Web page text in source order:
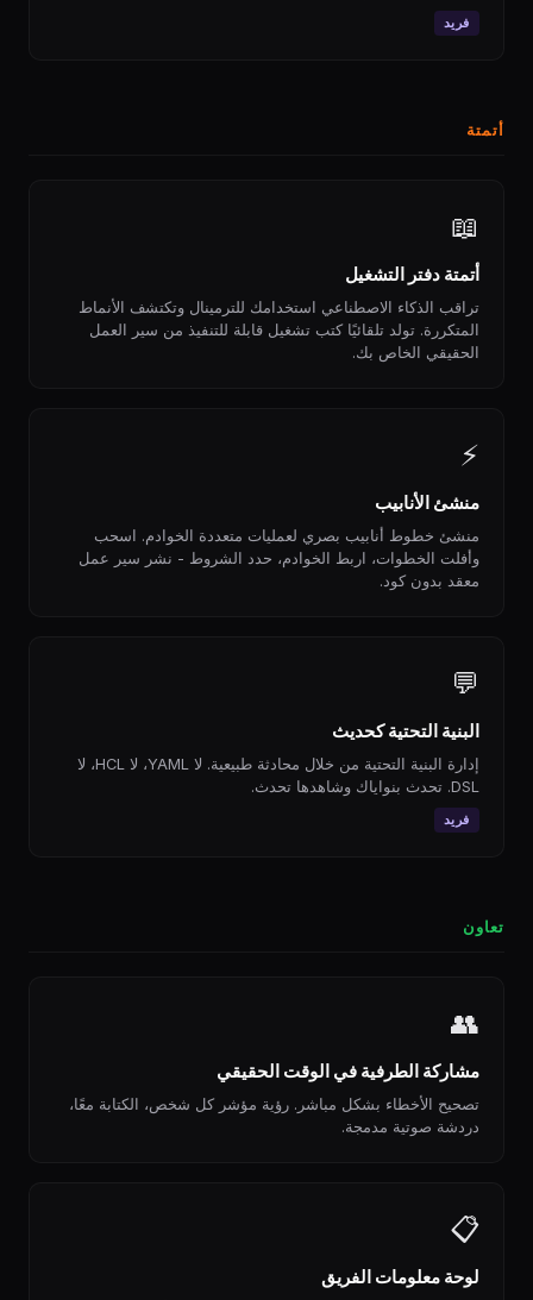
فريد
أتمتة
📖
أتمتة دفتر التشغيل
تراقب الذكاء الاصطناعي استخدامك للترمينال وتكتشف الأنماط
المتكررة. تولد تلقائيًا كتب تشغيل قابلة للتنفيذ من سير العمل
الحقيقي الخاص بك.
⚡
منشئ الأنابيب
منشئ خطوط أنابيب بصري لعمليات متعددة الخوادم. اسحب
وأفلت الخطوات، اربط الخوادم، حدد الشروط - نشر سير عمل
معقد بدون كود.
💬
البنية التحتية كحديث
إدارة البنية التحتية من خلال محادثة طبيعية. لا YAML، لا HCL، لا
DSL. تحدث بنواياك وشاهدها تحدث.
فريد
تعاون
👥
مشاركة الطرفية في الوقت الحقيقي
تصحيح الأخطاء بشكل مباشر. رؤية مؤشر كل شخص، الكتابة معًا،
دردشة صوتية مدمجة.
📋
لوحة معلومات الفريق